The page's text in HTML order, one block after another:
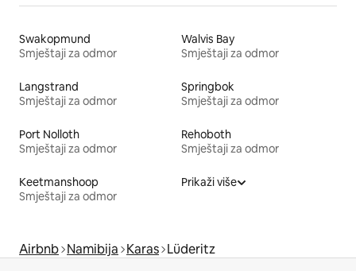
Swakopmund
Smještaji za odmor
Walvis Bay
Smještaji za odmor
Langstrand
Smještaji za odmor
Springbok
Smještaji za odmor
Port Nolloth
Smještaji za odmor
Rehoboth
Smještaji za odmor
Keetmanshoop
Smještaji za odmor
Prikaži više
Airbnb Namibija Karas Lüderitz